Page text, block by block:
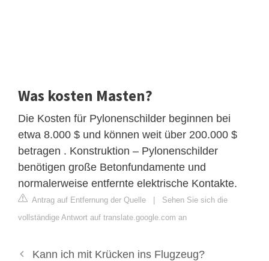
Was kosten Masten?
Die Kosten für Pylonenschilder beginnen bei
etwa 8.000 $ und können weit über 200.000 $
betragen . Konstruktion – Pylonenschilder
benötigen große Betonfundamente und
normalerweise entfernte elektrische Kontakte.
Antrag auf Entfernung der Quelle | Sehen Sie sich die
vollständige Antwort auf translate.google.com an
Kann ich mit Krücken ins Flugzeug?